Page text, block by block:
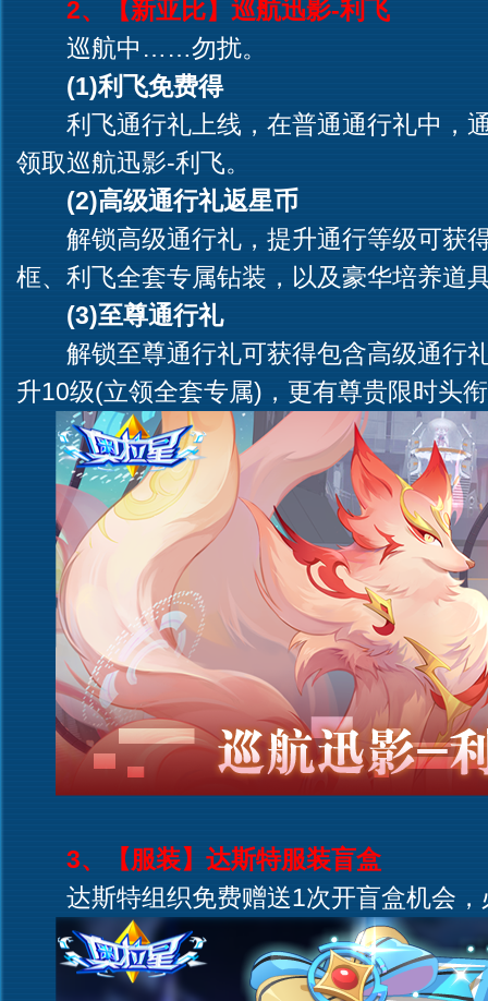
2、【新亚比】巡航迅影-利飞
巡航中……勿扰。
(1)利飞免费得
利飞通行礼上线，在普通通行礼中，
领取巡航迅影-利飞。
(2)高级通行礼返星币
解锁高级通行礼，提升通行等级可获
框、利飞全套专属钻装，以及豪华培养道
(3)至尊通行礼
解锁至尊通行礼可获得包含高级通行
升10级(立领全套专属)，更有尊贵限时头
3、【服装】达斯特服装盲盒
达斯特组织免费赠送1次开盲盒机会，